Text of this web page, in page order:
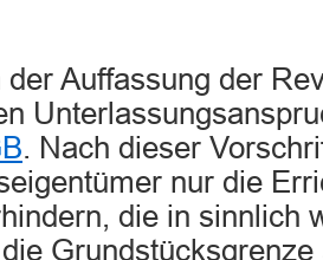
der Auffassung der
. Nach dieser
nur die
die in sinnlich
Grundstücksgrenze